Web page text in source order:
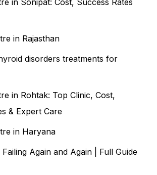
in Sonipat: Cost, Success Rates
in Rajasthan
disorders treatments for
in Rohtak: Top Clinic, Cost,
& Expert Care
in Haryana
Again and Again | Full Guide